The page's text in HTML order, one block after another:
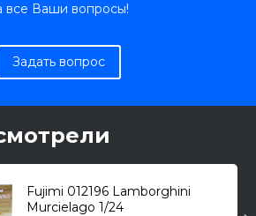
все Ваши вопросы!
Задать вопрос
Fujimi 012196 Lamborghini
Murcielago 1/24